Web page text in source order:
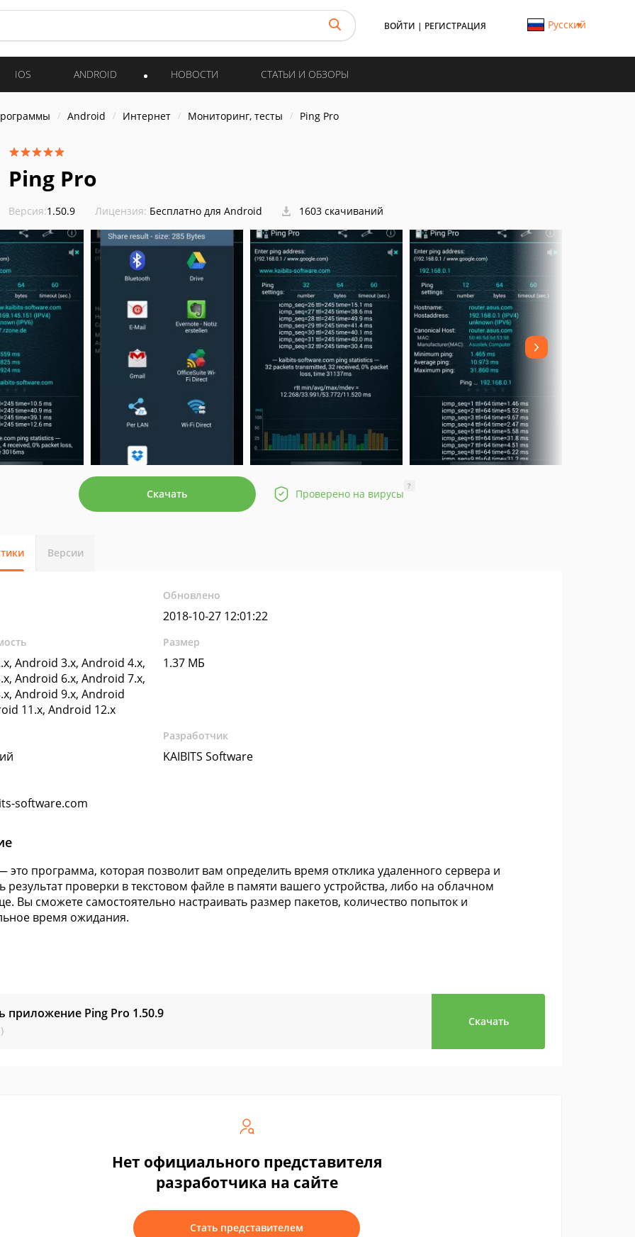
ВОЙТИ | РЕГИСТРАЦИЯ Русский
IOS ANDROID НОВОСТИ СТАТЬИ И ОБЗОРЫ
Android Интернет Мониторинг, тесты Ping Pro
Ping Pro
Версия:1.50.9 Лицензия: Бесплатно для Android 1603 скачиваний
Скачать Проверено на вирусы
?
Версии
Обновлено
2018-10-27 12:01:22
Android 3.x, Android 4.x,
Android 6.x, Android 7.x,
Android 9.x, Android
11.x, Android 12.x
Размер
1.37 МБ
Разработчик
KAIBITS Software
software.com
это программа, которая позволит вам определить время отклика удаленного сервера и
результат проверки в текстовом файле в памяти вашего устройства, либо на облачном
Вы сможете самостоятельно настраивать размер пакетов, количество попыток и
время ожидания.
приложение Ping Pro 1.50.9
Скачать
Нет официального представителя
разработчика на сайте
Стать представителем